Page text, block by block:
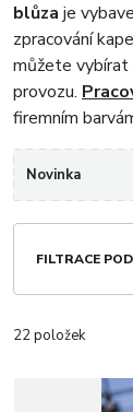
blůza je
zpracování
můžete vybírat
provozu.
firemním
Novinka
FILTRACE
22 položek